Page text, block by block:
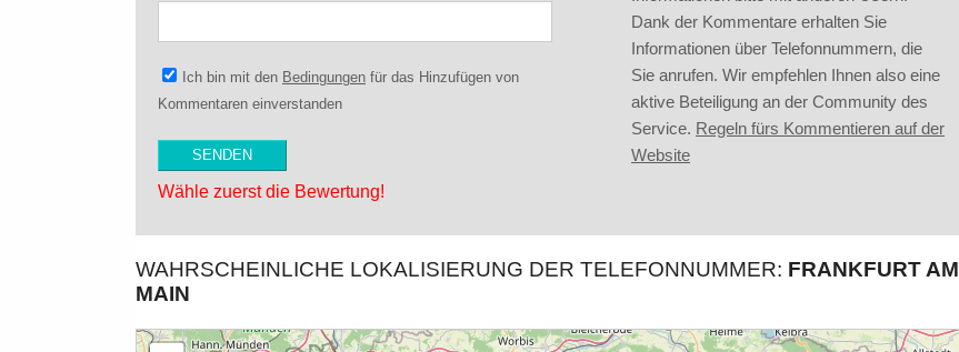
Ich bin mit den Bedingungen für das Hinzufügen von
Kommentaren einverstanden
Wähle zuerst die Bewertung!
Dank der Kommentare erhalten Sie
Informationen über Telefonnummern, die
Sie anrufen. Wir empfehlen Ihnen also eine
aktive Beteiligung an der Community des
Service. Regeln fürs Kommentieren auf der
Website
WAHRSCHEINLICHE LOKALISIERUNG DER TELEFONNUMMER: FRANKFURT AM
MAIN